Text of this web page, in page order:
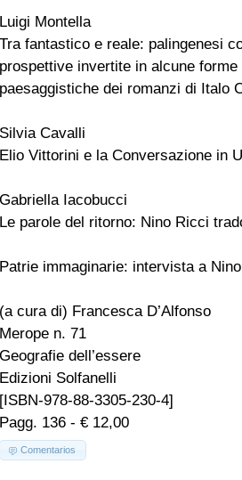
Luigi Montella
Tra fantastico e reale: palingenesi
prospettive invertite in alcune forme
paesaggistiche dei romanzi di Italo
Silvia Cavalli
Elio Vittorini e la Conversazione in
Gabriella Iacobucci
Le parole del ritorno: Nino Ricci
Patrie immaginarie: intervista a
(a cura di) Francesca D’Alfonso
Merope n. 71
Geografie dell’essere
Edizioni Solfanelli
[ISBN-978-88-3305-230-4]
Pagg. 136 - € 12,00
Comentarios